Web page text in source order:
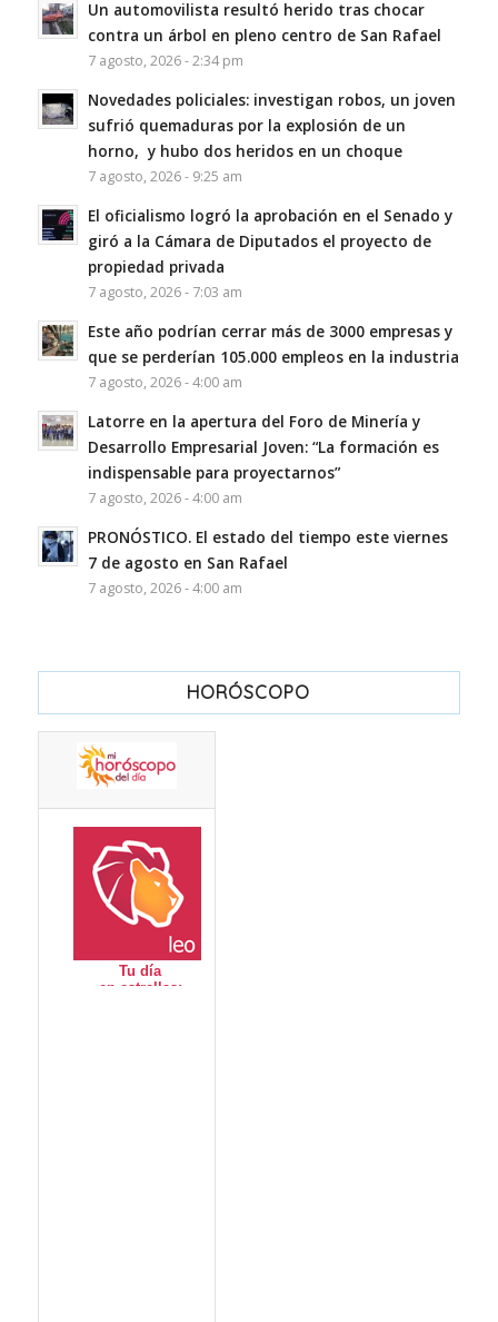
Un automovilista resultó herido tras chocar
contra un árbol en pleno centro de San Rafael
7 agosto, 2026 - 2:34 pm
Novedades policiales: investigan robos, un joven
sufrió quemaduras por la explosión de un
horno, y hubo dos heridos en un choque
7 agosto, 2026 - 9:25 am
El oficialismo logró la aprobación en el Senado y
giró a la Cámara de Diputados el proyecto de
propiedad privada
7 agosto, 2026 - 7:03 am
Este año podrían cerrar más de 3000 empresas y
que se perderían 105.000 empleos en la industria
7 agosto, 2026 - 4:00 am
Latorre en la apertura del Foro de Minería y
Desarrollo Empresarial Joven: “La formación es
indispensable para proyectarnos”
7 agosto, 2026 - 4:00 am
PRONÓSTICO. El estado del tiempo este viernes
7 de agosto en San Rafael
7 agosto, 2026 - 4:00 am
HORÓSCOPO